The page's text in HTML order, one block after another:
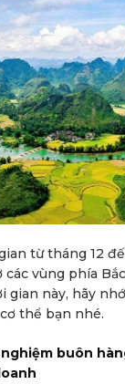
từ tháng 12
các vùng phía
gian này, hãy
thể bạn nhé.
buôn